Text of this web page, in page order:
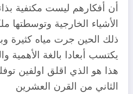
أن أفكارهم ليست مكتفية
الأشياء الخارجية وتوسطتها
ذلك الحين جرت مياه كثيرة
يكتسب أبعادا بالغة الأهمية
هذا هو الذي اقلق اولفين
الثاني من القرن العشرين